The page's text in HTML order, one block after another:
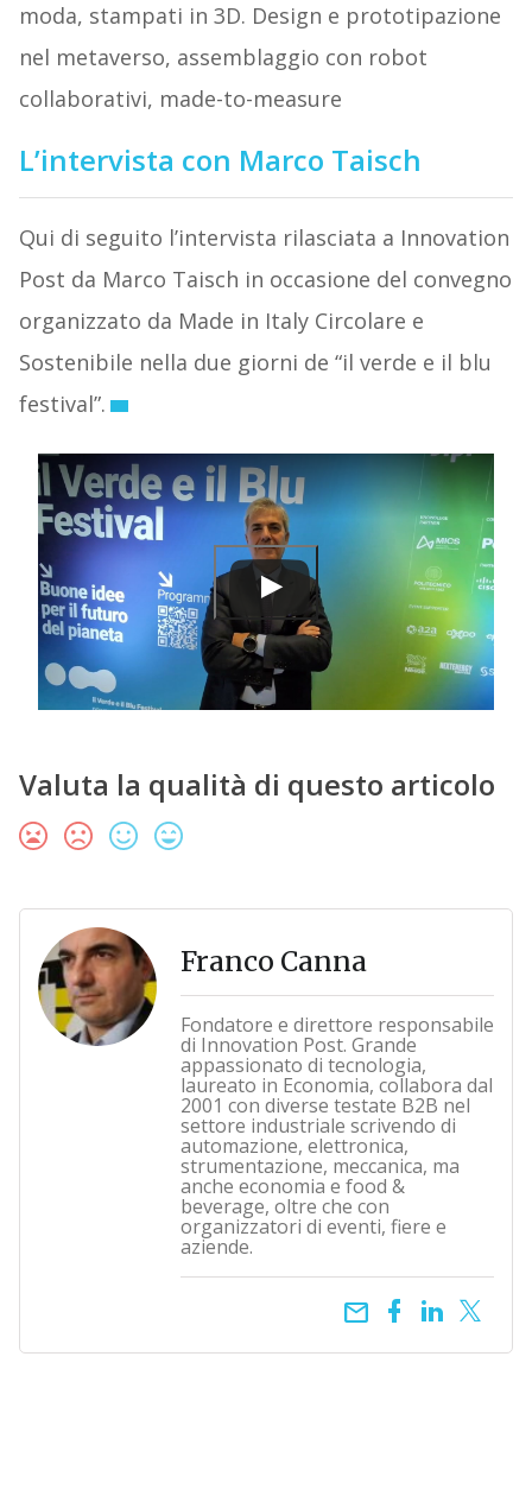
moda, stampati in 3D. Design e prototipazione
nel metaverso, assemblaggio con robot
collaborativi, made-to-measure
L’intervista con Marco Taisch
Qui di seguito l’intervista rilasciata a Innovation
Post da Marco Taisch in occasione del convegno
organizzato da Made in Italy Circolare e
Sostenibile nella due giorni de “il verde e il blu
festival”.
Valuta la qualità di questo articolo
Franco Canna
Fondatore e direttore responsabile
di Innovation Post. Grande
appassionato di tecnologia,
laureato in Economia, collabora dal
2001 con diverse testate B2B nel
settore industriale scrivendo di
automazione, elettronica,
strumentazione, meccanica, ma
anche economia e food &
beverage, oltre che con
organizzatori di eventi, fiere e
aziende.
email